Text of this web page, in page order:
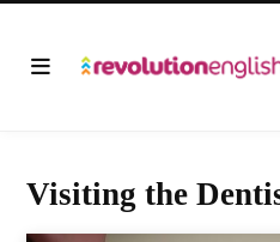
Visiting the